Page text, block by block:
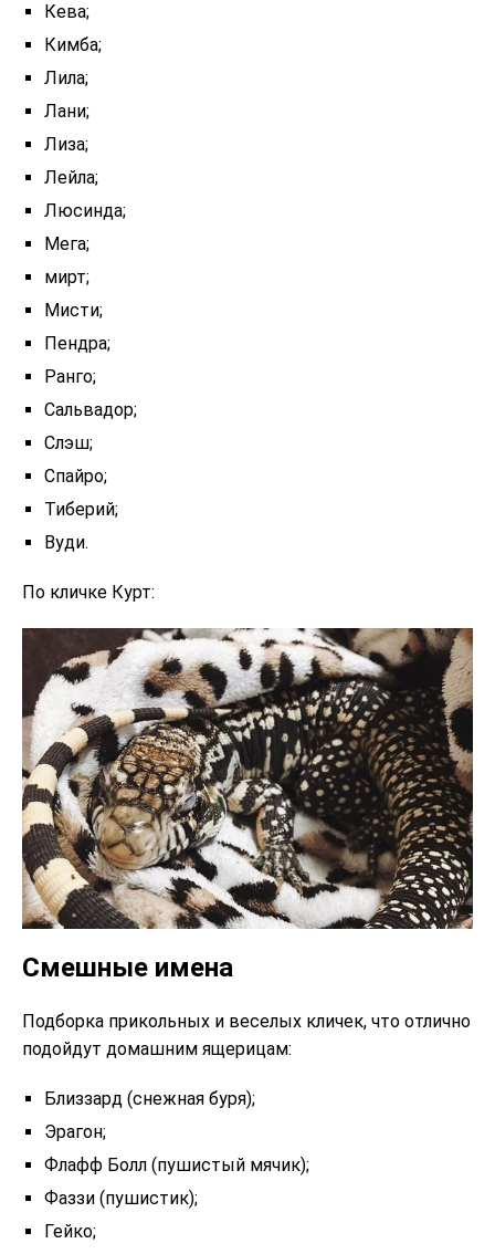
Кева;
Кимба;
Лила;
Лани;
Лиза;
Лейла;
Люсинда;
Мега;
мирт;
Мисти;
Пендра;
Ранго;
Сальвадор;
Слэш;
Спайро;
Тиберий;
Вуди.
По кличке Курт:
Смешные имена
Подборка прикольных и веселых кличек, что отлично
подойдут домашним ящерицам:
Близзард (снежная буря);
Эрагон;
Флафф Болл (пушистый мячик);
Фаззи (пушистик);
Гейко;